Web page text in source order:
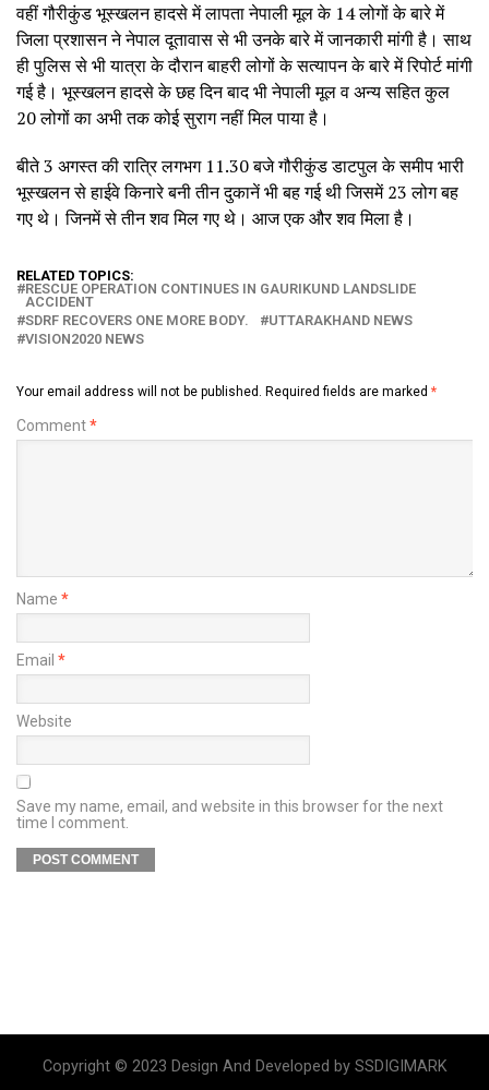
वहीं गौरीकुंड भूस्खलन हादसे में लापता नेपाली मूल के 14 लोगों के बारे में
जिला प्रशासन ने नेपाल दूतावास से भी उनके बारे में जानकारी मांगी है। साथ
ही पुलिस से भी यात्रा के दौरान बाहरी लोगों के सत्यापन के बारे में रिपोर्ट मांगी
गई है। भूस्खलन हादसे के छह दिन बाद भी नेपाली मूल व अन्य सहित कुल
20 लोगों का अभी तक कोई सुराग नहीं मिल पाया है।
बीते 3 अगस्त की रात्रि लगभग 11.30 बजे गौरीकुंड डाटपुल के समीप भारी
भूस्खलन से हाईवे किनारे बनी तीन दुकानें भी बह गई थी जिसमें 23 लोग बह
गए थे। जिनमें से तीन शव मिल गए थे। आज एक और शव मिला है।
RELATED TOPICS:
RESCUE OPERATION CONTINUES IN GAURIKUND LANDSLIDE
ACCIDENT
SDRF RECOVERS ONE MORE BODY.
UTTARAKHAND NEWS
VISION2020 NEWS
Your email address will not be published. Required fields are marked *
Comment*
Name *
Email *
Website
Save my name, email, and website in this browser for the next
time I comment.
Copyright © 2023 Design And Developed by SSDIGIMARK